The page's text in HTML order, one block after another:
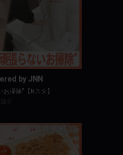
ないお掃除”【Nスタ】
by JNN
掃除”【Nスタ】
分